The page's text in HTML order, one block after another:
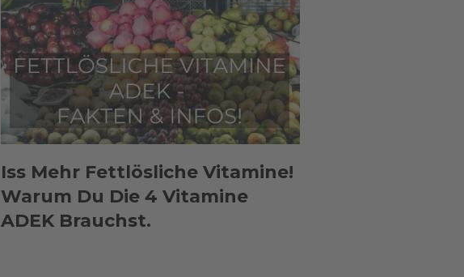
Iss Mehr Fettlösliche Vitamine!
Warum Du Die 4 Vitamine
ADEK Brauchst.